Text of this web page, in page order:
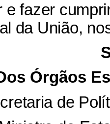
e fazer
da União,
Órgãos
de